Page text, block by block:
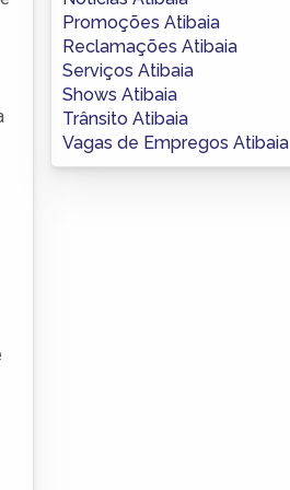
Promoções Atibaia
Reclamações Atibaia
Serviços Atibaia
Shows Atibaia
Trânsito Atibaia
Vagas de Empregos Atibaia